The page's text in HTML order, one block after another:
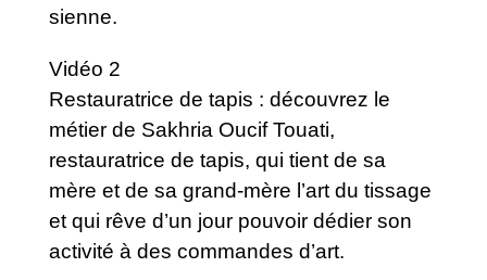
sienne.
Vidéo 2
Restauratrice de tapis : découvrez le
métier de Sakhria Oucif Touati,
restauratrice de tapis, qui tient de sa
mère et de sa grand-mère l’art du tissage
et qui rêve d’un jour pouvoir dédier son
activité à des commandes d’art.